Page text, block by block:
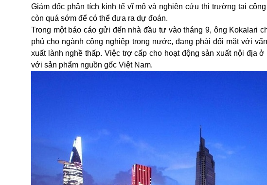
Giám đốc phân tích kinh tế vĩ mô và nghiên cứu thị trường tại
còn quá sớm để có thể đưa ra dự đoán.
Trong một báo cáo gửi đến nhà đầu tư vào tháng 9, ông Kokalari
phủ cho ngành công nghiệp trong nước, đang phải đối mặt với
xuất lành nghề thấp. Việc trợ cấp cho hoạt động sản xuất nội địa
với sản phẩm nguồn gốc Việt Nam.